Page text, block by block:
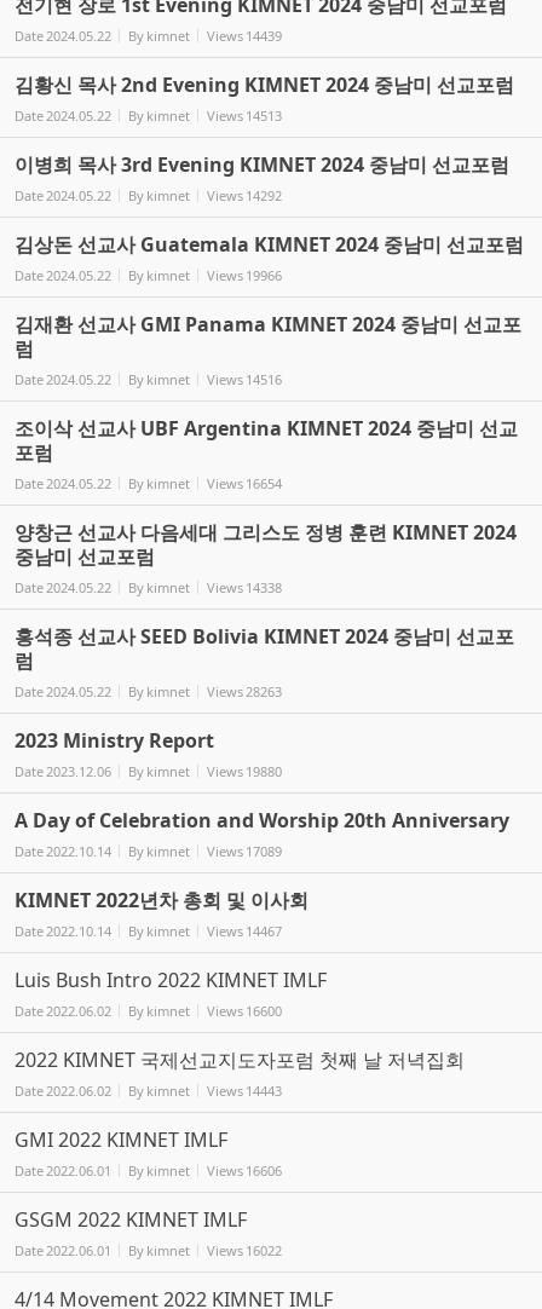
전기현 장로 1st Evening KIMNET 2024 중남미 선교포럼
Date2024.05.22 By kimnet Views 14439
김황신 목사 2nd Evening KIMNET 2024 중남미 선교포럼
Date2024.05.22 By kimnet Views 14513
이병희 목사 3rd Evening KIMNET 2024 중남미 선교포럼
Date2024.05.22 By kimnet Views 14292
김상돈 선교사 Guatemala KIMNET 2024 중남미 선교포럼
Date2024.05.22 By kimnet Views 19966
김재환 선교사 GMI Panama KIMNET 2024 중남미 선교포
럼
Date2024.05.22 By kimnet Views 14516
조이삭 선교사 UBF Argentina KIMNET 2024 중남미 선교
포럼
Date2024.05.22 By kimnet Views 16654
양창근 선교사 다음세대 그리스도 정병 훈련 KIMNET 2024
중남미 선교포럼
Date2024.05.22 By kimnet Views 14338
홍석종 선교사 SEED Bolivia KIMNET 2024 중남미 선교포
럼
Date2024.05.22 By kimnet Views28263
2023 Ministry Report
Date2023.12.06 By kimnet Views 19880
A Day of Celebration and Worship 20th Anniversary
Date2022.10.14 By kimnet Views 17089
KIMNET 2022년차 총회 및 이사회
Date2022.10.14 By kimnet Views 14467
Luis Bush Intro 2022 KIMNET IMLF
Date2022.06.02 By kimnet Views 16600
2022 KIMNET 국제선교지도자포럼 첫째 날 저녁집회
Date2022.06.02 By kimnet Views 14443
GMI 2022 KIMNET IMLF
Date2022.06.01 By kimnet Views 16606
GSGM 2022 KIMNET IMLF
Date2022.06.01 By kimnet Views 16022
4/14 Movement 2022 KIMNET IMLF